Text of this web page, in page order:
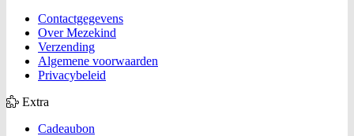
Contactgegevens
Over Mezekind
Verzending
Algemene voorwaarden
Privacybeleid
Extra
Cadeaubon